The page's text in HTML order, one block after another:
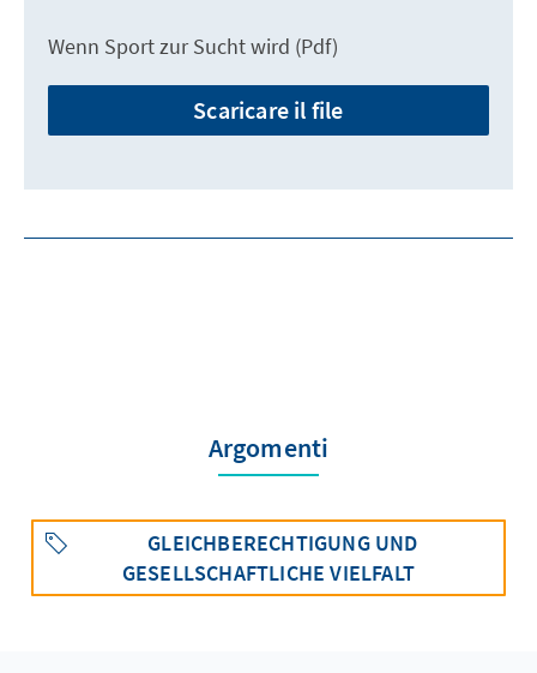
Wenn Sport zur Sucht wird (Pdf)
Scaricare il file
Argomenti
GLEICHBERECHTIGUNG UND
GESELLSCHAFTLICHE VIELFALT